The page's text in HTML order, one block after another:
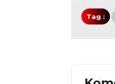
Tag :